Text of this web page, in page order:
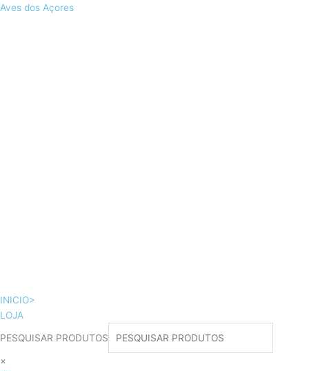
Skip
Aves dos Açores
INICIO>
LOJA
PESQUISAR PRODUTOS
×